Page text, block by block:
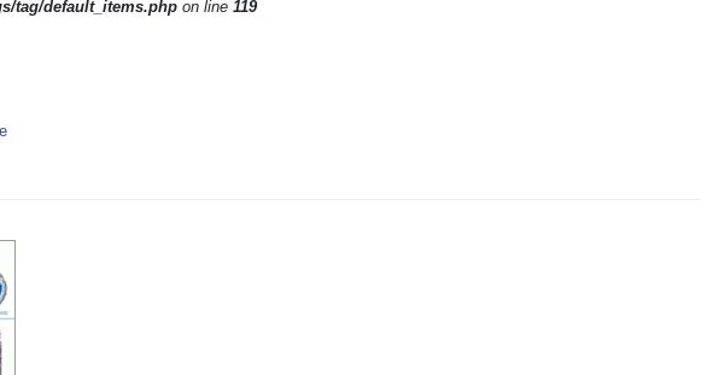
tag/default_items.phpon line 119